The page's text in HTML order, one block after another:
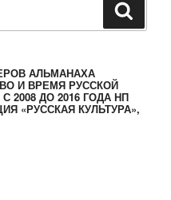
АЛЬМАНАХА
И ВРЕМЯ РУССКОЙ
2008 ДО 2016 ГОДА НП
«РУССКАЯ КУЛЬТУРА»,